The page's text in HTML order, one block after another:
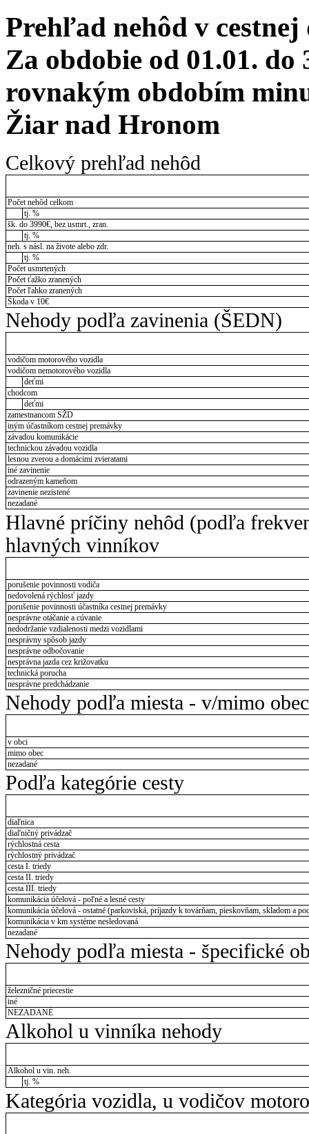
Prehľad nehôd v cestnej
Za obdobie od 01.01. do
rovnakým obdobím
Žiar nad Hronom
Celkový prehľad nehôd
Počet nehôd celkom
tj. %
šk. do 3990€, bez usmrt., zran.
tj. %
neh. s násl. na živote alebo zdr.
tj. %
Počet usmrtených
Počet ťažko zranených
Počet ľahko zranených
Škoda v 10€
Nehody podľa zavinenia (ŠEDN)
vodičom motorového vozidla
vodičom nemotorového vozidla
deťmi
chodcom
deťmi
zamestnancom SŽD
iným účastníkom cestnej premávky
závadou komunikácie
technickou závadou vozidla
lesnou zverou a domácimi zvieratami
iné zavinenie
odrazeným kameňom
zavinenie nezistené
nezadané
Hlavné príčiny nehôd (podľa
hlavných vinníkov
porušenie povinnosti vodiča
nedovolená rýchlosť jazdy
porušenie povinnosti účastníka cestnej premávky
nesprávne otáčanie a cúvanie
nedodržanie vzdialenosti medzi vozidlami
nesprávny spôsob jazdy
nesprávne odbočovanie
nesprávna jazda cez križovatku
technická porucha
nesprávne predchádzanie
Nehody podľa miesta - v/mimo obec
v obci
mimo obec
nezadané
Podľa kategórie cesty
diaľnica
diaľničný privádzač
rýchlostná cesta
rýchlostný privádzač
cesta I. triedy
cesta II. triedy
cesta III. triedy
komunikácia účelová - poľné a lesné cesty
komunikácia účelová - ostatné (parkoviská, príjazdy k továrňam, pieskovňam, skladom a
komunikácia v km systéme nesledovaná
nezadané
Nehody podľa miesta - špecifické
železničné priecestie
iné
NEZADANÉ
Alkohol u vinníka nehody
Alkohol u vin. neh.
tj. %
Kategória vozidla, u vodičov